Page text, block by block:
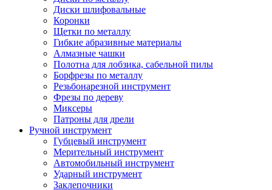
Диски шлифовальные
Коронки
Щетки по металлу
Гибкие абразивные материалы
Алмазные чашки
Полотна для лобзика, сабельной пилы
Борфрезы по металлу
Резьбонарезной инструмент
Фрезы по дереву
Миксеры
Патроны для дрели
Ручной инструмент
Губцевый инструмент
Мерительный инструмент
Автомобильный инструмент
Ударный инструмент
Заклепочники